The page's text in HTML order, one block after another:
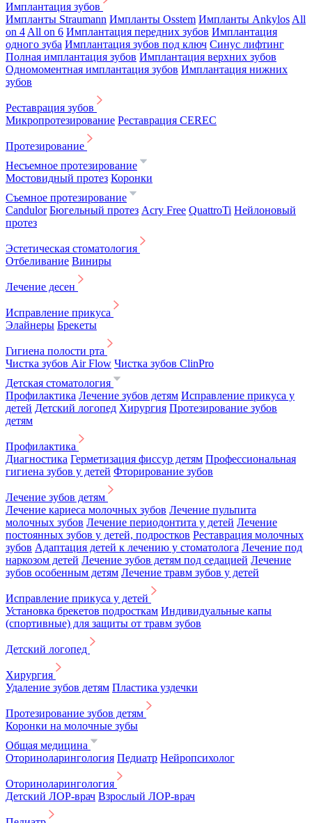
Имплантация зубов
Импланты Straumann Импланты Osstem Импланты Ankylos All
on 4 All on 6 Имплантация передних зубов Имплантация
одного зуба Имплантация зубов под ключ Синус лифтинг
Полная имплантация зубов Имплантация верхних зубов
Одномоментная имплантация зубов Имплантация нижних
зубов
Реставрация зубов
Микропротезирование Реставрация CEREC
Протезирование
Несъемное протезирование
Мостовидный протез Коронки
Съемное протезирование
Candulor Бюгельный протез Acry Free QuattroTi Нейлоновый
протез
Эстетическая стоматология
Отбеливание Виниры
Лечение десен
Исправление прикуса
Элайнеры Брекеты
Гигиена полости рта
Чистка зубов Air Flow Чистка зубов ClinPro
Детская стоматология
Профилактика Лечение зубов детям Исправление прикуса у
детей Детский логопед Хирургия Протезирование зубов
детям
Профилактика
Диагностика Герметизация фиссур детям Профессиональная
гигиена зубов у детей Фторирование зубов
Лечение зубов детям
Лечение кариеса молочных зубов Лечение пульпита
молочных зубов Лечение периодонтита у детей Лечение
постоянных зубов у детей, подростков Реставрация молочных
зубов Адаптация детей к лечению у стоматолога Лечение под
наркозом детей Лечение зубов детям под седацией Лечение
зубов особенным детям Лечение травм зубов у детей
Исправление прикуса у детей
Установка брекетов подросткам Индивидуальные капы
(спортивные) для защиты от травм зубов
Детский логопед
Хирургия
Удаление зубов детям Пластика уздечки
Протезирование зубов детям
Коронки на молочные зубы
Общая медицина
Оториноларингология Педиатр Нейропсихолог
Оториноларингология
Детский ЛОР-врач Взрослый ЛОР-врач